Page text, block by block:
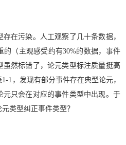
在污染。人工观察了几十条数据，
的（主观感受约有30%的数据，事件
然标错了，论元类型标注质量挺高
1，发现有部分事件存在典型论元，
只会在对应的事件类型中出现。于
类型纠正事件类型？